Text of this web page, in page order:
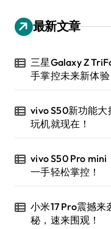
最新文章
三星Galaxy Z
手掌控未来新体验
vivo S50新功能
玩机就现在！
vivo S50 Pro mini
一手轻松掌控！
小米17 Pro震撼
秘，速来围观！